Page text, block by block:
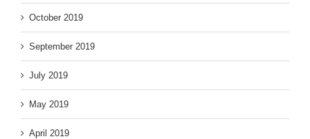
October 2019
September 2019
July 2019
May 2019
April 2019